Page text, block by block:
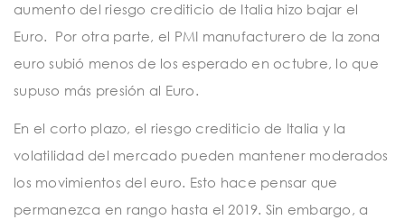
aumento del riesgo crediticio de Italia hizo bajar el
Euro. Por otra parte, el PMI manufacturero de la zona
euro subió menos de los esperado en octubre, lo que
supuso más presión al Euro.
En el corto plazo, el riesgo crediticio de Italia y la
volatilidad del mercado pueden mantener moderados
los movimientos del euro. Esto hace pensar que
permanezca en rango hasta el 2019. Sin embargo, a